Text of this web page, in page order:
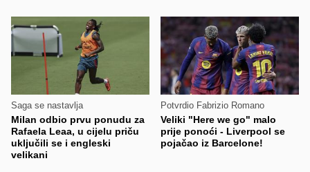
Saga se nastavlja
Milan odbio prvu ponudu za
Rafaela Leaa, u cijelu priču
uključili se i engleski
velikani
Potvrdio Fabrizio Romano
Veliki "Here we go" malo
prije ponoći - Liverpool se
pojačao iz Barcelone!